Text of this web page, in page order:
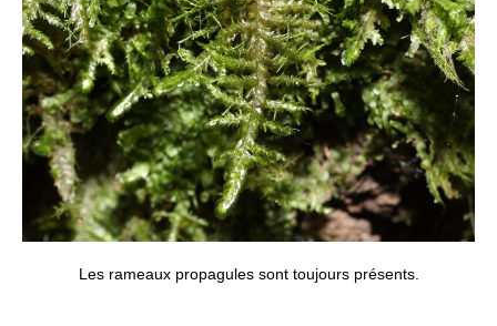
Les rameaux propagules sont toujours présents.